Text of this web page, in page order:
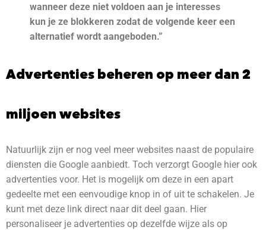
wanneer deze niet voldoen aan je interesses
kun je ze blokkeren zodat de volgende keer een
alternatief wordt aangeboden.”
Advertenties beheren op meer dan 2
miljoen websites
Natuurlijk zijn er nog veel meer websites naast de populaire
diensten die Google aanbiedt. Toch verzorgt Google hier ook
advertenties voor. Het is mogelijk om deze in een apart
gedeelte met een eenvoudige knop in of uit te schakelen. Je
kunt met deze link direct naar dit deel gaan. Hier
personaliseer je advertenties op dezelfde wijze als op